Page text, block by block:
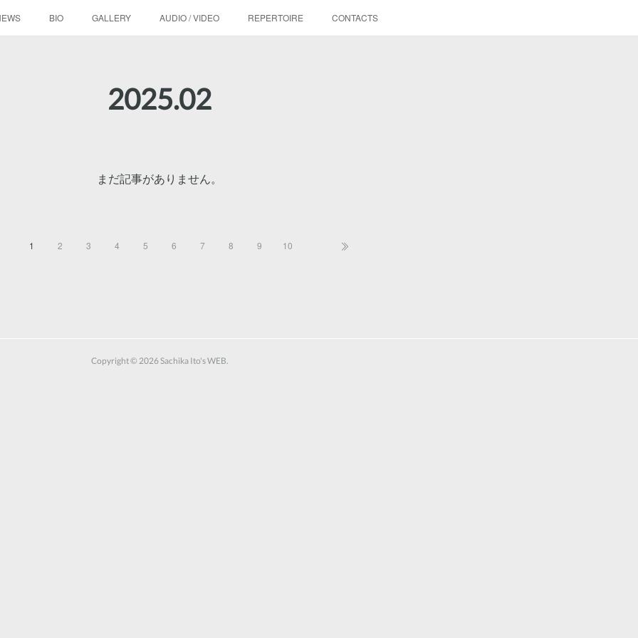
BIO GALLERY AUDIO / VIDEO REPERTOIRE CONTACTS
2025.02
まだ記事がありません。
1 2 3 4 5 6 7 8 9 10
Copyright © 2026Sachika Ito's WEB.